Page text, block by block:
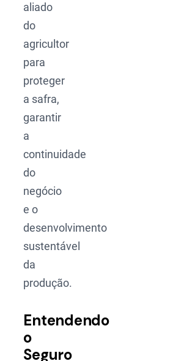
aliado
do
agricultor
para
proteger
a safra,
garantir
a
continuidade
do
negócio
e o
desenvolvimento
sustentável
da
produção.
Entendendo
o
Seguro